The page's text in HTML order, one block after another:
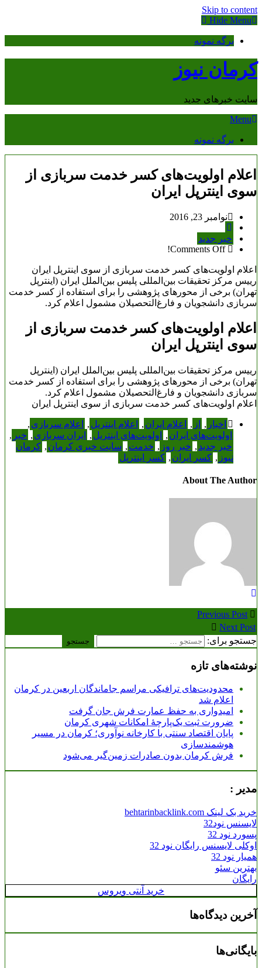
Skip to content
Hide Menu
برگه نمونه
کرمان نیوز
سایت خبرهای جدید
Menu
برگه نمونه
اعلام اولویت‌های کسر خدمت سربازی از
سوی اینترپل ایران
نوامبر 23, 2016
خبر جدید
Comments Off!
اعلام اولویت‌های کسر خدمت سربازی از سوی اینترپل ایران
رییس مرکز تحقیقات بین‌المللی پلیس بین‌الملل ایران (اینترپل
تهران) برخی از محورهای پژوهشی را برای استفاده از کسر خدمت
سربازی دانشجویان و فارغ‌التحصیلان مشمول اعلام کرد.
اعلام اولویت‌های کسر خدمت سربازی از
سوی اینترپل ایران
رییس مرکز تحقیقات بین‌المللی پلیس بین‌الملل ایران (اینترپل
تهران) برخی از محورهای پژوهشی را برای استفاده از کسر خدمت
سربازی دانشجویان و فارغ‌التحصیلان مشمول اعلام کرد.
اعلام اولویت‌های کسر خدمت سربازی از سوی اینترپل ایران
اخبار , از , اعلام ایران , اعلام اینترپل , اعلام سربازی ,
اولویت‌های ایران , اولویت‌های اینترپل , ایران سربازی , خبر ,
خبر جدید , خبر روز , خدمت , سایت خبری کرمان , کرمان
نیوز , کسر ایران , کسر اینترپل
About The Author
Previous Post
Next Post
جستجو برای:
نوشته‌های تازه
محدودیت‌های ترافیکی مراسم جاماندگان اربعین در کرمان
اعلام شد
امیدواری به حفظ عمارت فرش جان گرفت
ضرورت ثبت یک‌پارچۀ امکانات شهری کرمان
پایان اقتصاد سنتی با کارخانه نوآوری؛ کرمان در مسیر
هوشمندسازی
فرش کرمان بدون صادرات زمین‌گیر می‌شود
مدیر :
خرید بک لینک behtarinbacklink.com
لایسنس نود32
پسورد نود 32
اوکلی لایسنس رایگان نود 32
همیار نود 32
بهترین سئو
رایگان
خرید آنتی ویروس
آخرین دیدگاه‌ها
بایگانی‌ها